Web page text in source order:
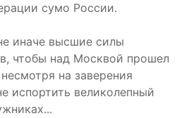
сумо России.
иначе высшие силы
чтобы над Москвой прошел
на заверения
испортить великолепный